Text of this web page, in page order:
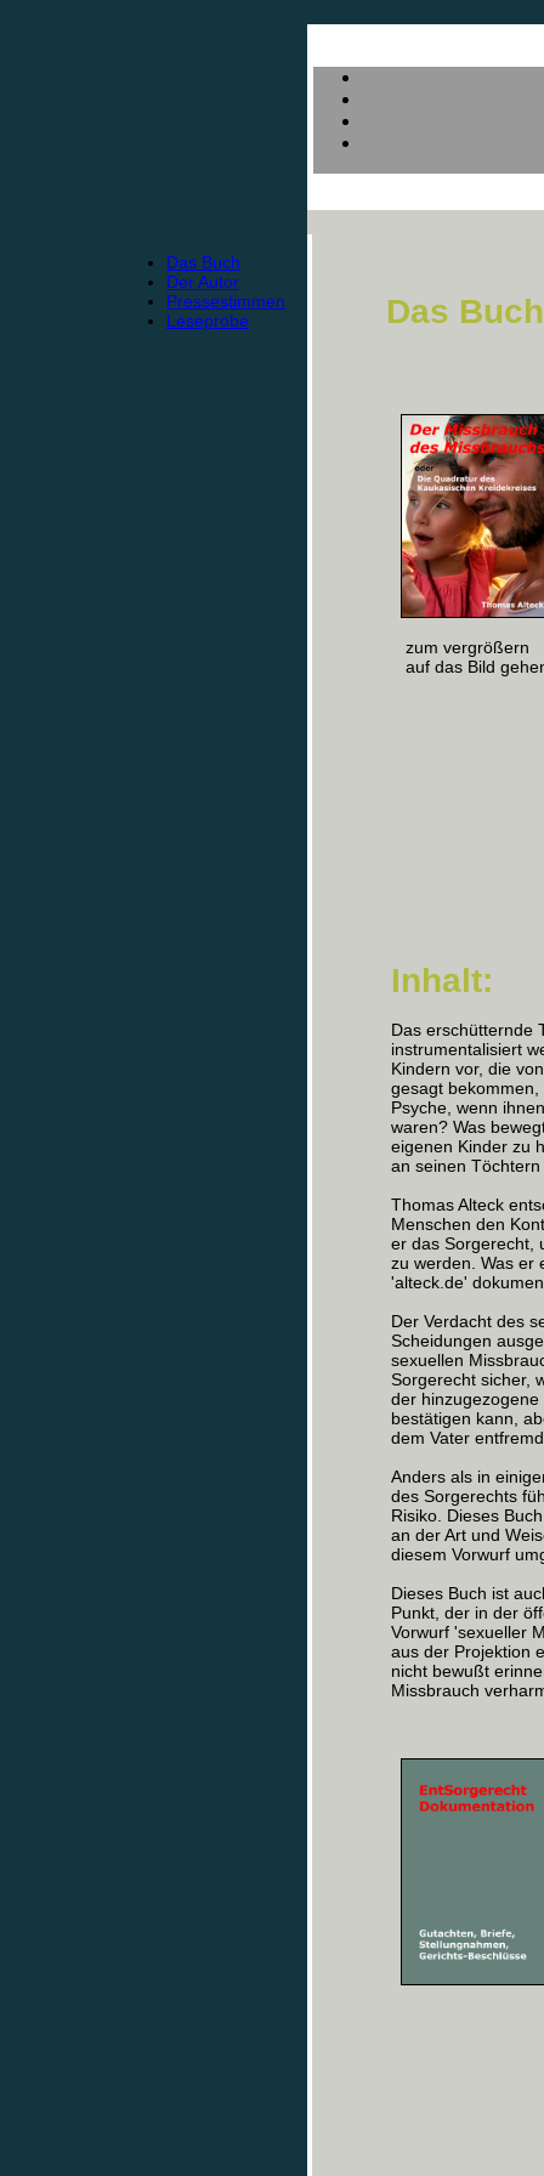
Das Buch
Der Autor
Pressestimmen
Leseprobe
Das Buch
zum vergrößern
auf das Bild
Inhalt:
Das erschütternde
instrumentalisiert
Kindern vor, die
gesagt
Psyche, wenn
waren? Was
eigenen Kinder zu
an seinen
Thomas Alteck
Menschen den
er das Sorgerecht,
zu werden. Was er
'alteck.de'
Der Verdacht des
Scheidungen
sexuellen
Sorgerecht sicher,
der
bestätigen kann,
dem Vater
Anders als in
des Sorgerechts
Risiko. Dieses
an der Art und
diesem Vorwurf
Dieses Buch ist
Punkt, der in der
Vorwurf 'sexueller
aus der Projektion
nicht bewußt
Missbrauch